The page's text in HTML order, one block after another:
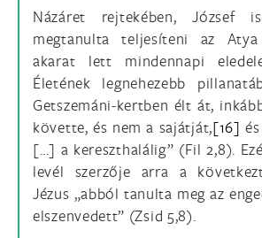
Názáret rejtekében, József
megtanulta teljesíteni az
akarat lett mindennapi
Életének legnehezebb
Getszemáni-kertben élt át,
követte, és nem a sajátját,[16]
[…] a kereszthalálig” (Fil 2,8).
levél szerzője arra a
Jézus „abból tanulta meg az
elszenvedett” (Zsid 5,8).